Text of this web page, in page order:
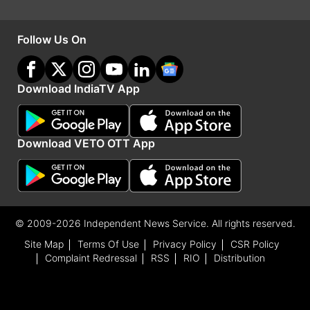
(Disclaimer: यहां दी गई जानकारियां धार्मिक आस्था और
प्रमाण नहीं है। इंडिया टीवी एक भी बात की सत्यता का प्रमाण
नहीं देता है।)
Follow Us On
Download IndiaTV App
Download VETO OTT App
© 2009-2026 Independent News Service. All rights reserved.
Site Map
Terms Of Use Privacy Policy
CSR Policy
Complaint Redressal
RSS RIO Distribution